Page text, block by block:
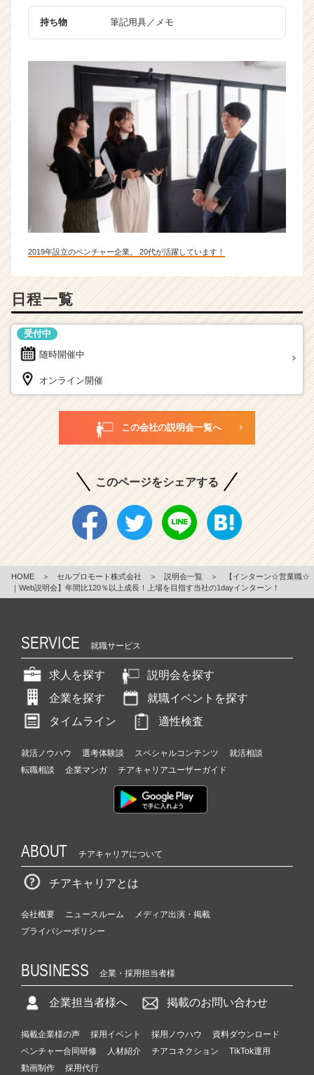
a
r
e
r）
持ち物 筆記用具／メモ
2019年設立のベンチャー企業。 20代が活躍しています！
日程一覧
随時開催中
受付中
オンライン開催
この会社の説明会一覧へ
このページをシェアする
HOME ＞ セルプロモート株式会社 ＞ 説明会一覧 ＞
【インターン☆営業職☆
｜Web説明会】年間比120％以上成長！上場を目指す当社の1dayインターン！
SERVICE 就職サービス
求人を探す
説明会を探す
企業を探す
就職イベントを探す
タイムライン
適性検査
就活ノウハウ 選考体験談 スペシャルコンテンツ
就活相談
転職相談
企業マンガ チアキャリアユーザーガイド
ABOUT チアキャリアについて
チアキャリアとは
会社概要 ニュースルーム
メディア出演・掲載
プライバシーポリシー
BUSINESS 企業・採用担当者様
企業担当者様へ 掲載のお問い合わせ
掲載企業様の声 採用イベント 採用ノウハウ
資料ダウンロード
ベンチャー合同研修
人材紹介 チアコネクション
TikTok運用
動画制作
採用代行